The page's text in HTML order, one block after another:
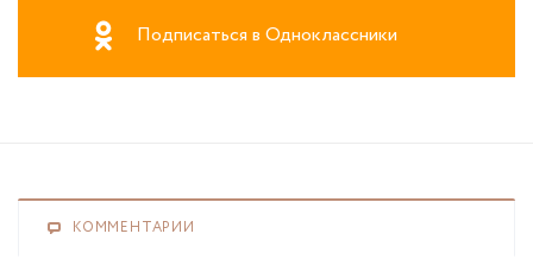
Подписаться в Одноклассники
КОММЕНТАРИИ